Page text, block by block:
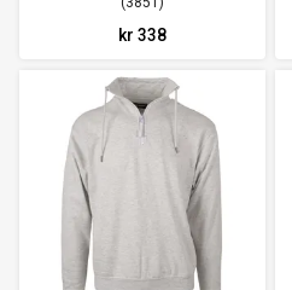
kr 338